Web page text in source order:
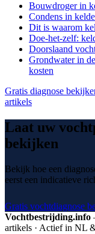
Bouwdroger in
Condens in
Dit is waarom
Doe-het-zelf:
Doorslaand
Grondwater in
kosten
Gratis diagnose
artikels
Laat uw
bekijken
Bekijk hoe een
eerst een indicatieve
Gratis vochtdiagnose
Vochtbestrijding.info
artikels · Actief in NL